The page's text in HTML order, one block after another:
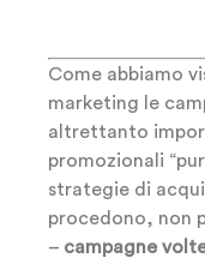
Come abbiamo
marketing le
altrettanto
promozionali
strategie di
procedono, non
– campagne